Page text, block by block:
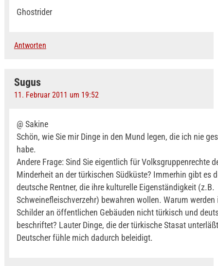
Ghostrider
Antworten
Sugus
11. Februar 2011 um 19:52
@ Sakine
Schön, wie Sie mir Dinge in den Mund legen, die ich nie
habe.
Andere Frage: Sind Sie eigentlich für Volksgruppenrechte
Minderheit an der türkischen Südküste? Immerhin gibt es
deutsche Rentner, die ihre kulturelle Eigenständigkeit (z.B.
Schweinefleischverzehr) bewahren wollen. Warum
Schilder an öffentlichen Gebäuden nicht türkisch und
beschriftet? Lauter Dinge, die der türkische Stasat
Deutscher fühle mich dadurch beleidigt.